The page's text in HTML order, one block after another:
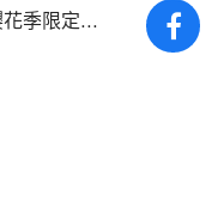
季限定藝